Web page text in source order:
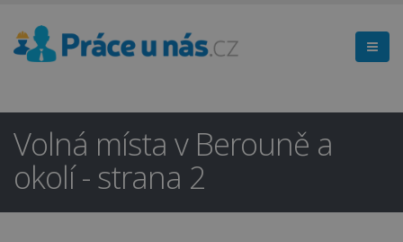
Volná místa v Berouně a
okolí - strana 2
×
Hledáte práci